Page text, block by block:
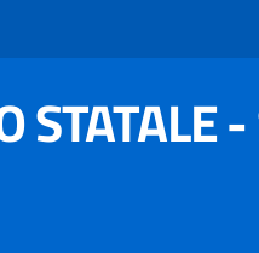
STATALE